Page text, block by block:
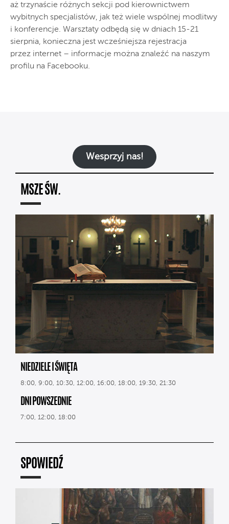
aż trzynaście różnych sekcji pod kierownictwem
wybitnych specjalistów, jak też wiele wspólnej modlitwy
i konferencje. Warsztaty odbędą się w dniach 15-21
sierpnia, konieczna jest wcześniejsza rejestracja
przez internet – informacje można znaleźć na naszym
profilu na Facebooku.
Wesprzyj nas!
MSZE ŚW.
NIEDZIELE I ŚWIĘTA
8:00, 9:00, 10:30, 12:00, 16:00, 18:00, 19:30, 21:30
DNI POWSZEDNIE
7:00, 12:00, 18:00
SPOWIEDŹ